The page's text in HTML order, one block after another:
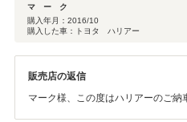
マ ー ク
購入年月： 2016/10
購入した車：トヨタ ハリアー
販売店の返信
マーク様、この度はハリアーのご